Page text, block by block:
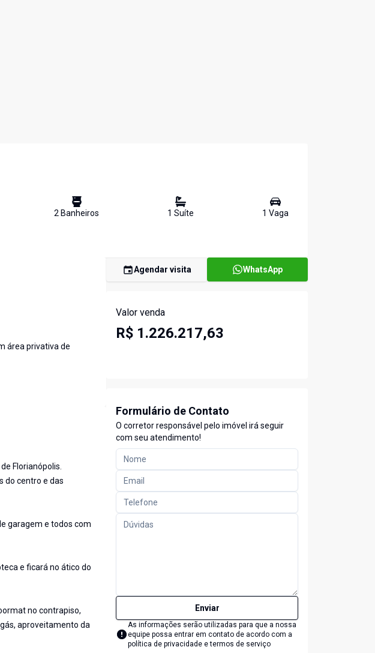
2 Banheiros 1 Suíte 1 Vaga
área privativa de
Florianópolis.
do centro e das
garagem e todos com
e ficará no ático do
no contrapiso,
aproveitamento da
Agendar visita WhatsApp
Valor venda
R$ 1.226.217,63
Formulário de Contato
O corretor responsável pelo imóvel irá seguir
com seu atendimento!
Enviar
As informações serão utilizadas para que a nossa
equipe possa entrar em contato de acordo com a
política de privacidade e termos de serviço